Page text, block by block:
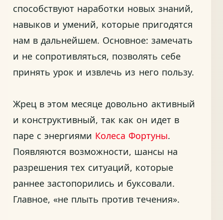
способствуют наработки новых знаний,
навыков и умений, которые пригодятся
нам в дальнейшем. Основное: замечать
и не сопротивляться, позволять себе
принять урок и извлечь из него пользу.
Жрец в этом месяце довольно активный
и конструктивный, так как он идет в
паре с энергиями Колеса Фортуны.
Появляются возможности, шансы на
разрешения тех ситуаций, которые
раннее застопорились и буксовали.
Главное, «не плыть против течения».